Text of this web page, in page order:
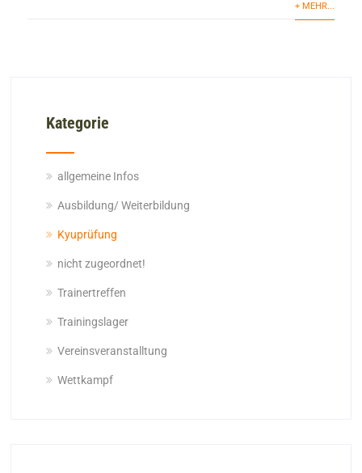
+ MEHR...
Kategorie
allgemeine Infos
Ausbildung/ Weiterbildung
Kyuprüfung
nicht zugeordnet!
Trainertreffen
Trainingslager
Vereinsveranstalltung
Wettkampf